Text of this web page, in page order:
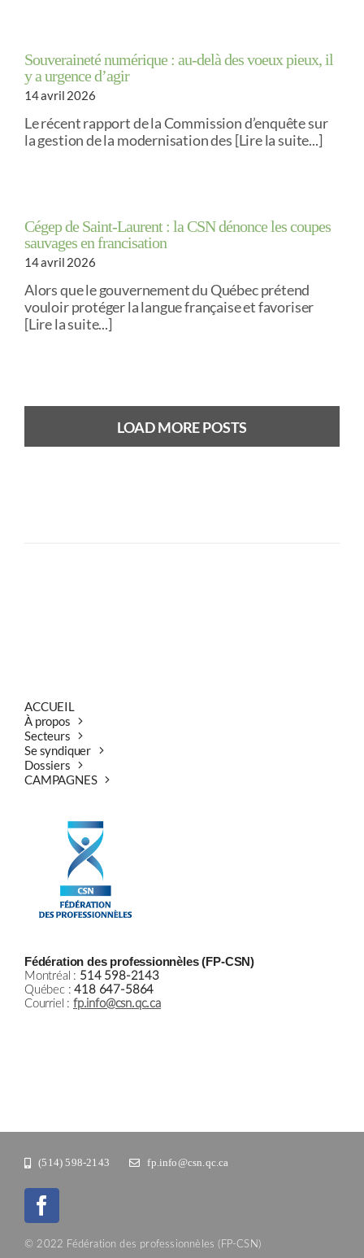
Souveraineté numérique : au-delà des voeux pieux, il
y a urgence d’agir
14 avril 2026
Le récent rapport de la Commission d’enquête sur
la gestion de la modernisation des [Lire la suite...]
Cégep de Saint-Laurent : la CSN dénonce les coupes
sauvages en francisation
14 avril 2026
Alors que le gouvernement du Québec prétend
vouloir protéger la langue française et favoriser
[Lire la suite...]
LOAD MORE POSTS
ACCUEIL
À propos
Secteurs
Se syndiquer
Dossiers
CAMPAGNES
Fédération des professionnèles (FP-CSN)
Montréal : 514 598-2143
Québec :418 647-5864
Courriel :fp.info@csn.qc.ca
(514) 598-2143 fp.info@csn.qc.ca
© 2022 Fédération des professionnèles (FP-CSN)